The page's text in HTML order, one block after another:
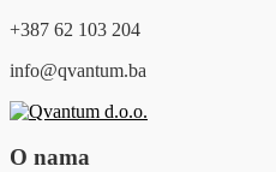
+387 62 103 204
info@qvantum.ba
O nama